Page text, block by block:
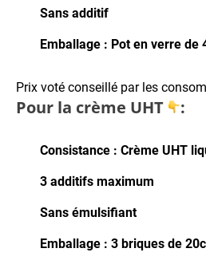
Sans additif
Emballage : Pot en verre de
Prix voté conseillé par les
Pour la crème UHT :
Consistance : Crème UHT
3 additifs maximum
Sans émulsifiant
Emballage : 3 briques de